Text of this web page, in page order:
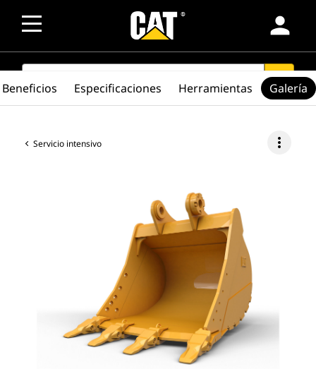
person
SEARCH search
Servicio intensivo more_vert
Beneficios Especificaciones Herramientas Galería